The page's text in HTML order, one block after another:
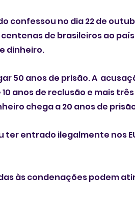
confessou no dia 22 de
de brasileiros ao
dinheiro.
50 anos de prisão. A
anos de reclusão e mais
chega a 20 anos de
ter entrado ilegalmente nos
às condenações podem